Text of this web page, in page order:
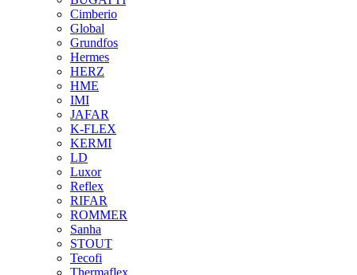
Cimberio
Global
Grundfos
Hermes
HERZ
HME
IMI
JAFAR
K-FLEX
KERMI
LD
Luxor
Reflex
RIFAR
ROMMER
Sanha
STOUT
Tecofi
Thermaflex